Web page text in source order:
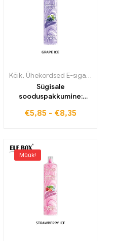
Ühekordsed e-sigaretid Eestis
Kõik, Ühekordsed E-sigaretid
Sügisale
sooduspakkumine:
Ice ELF BOX LS15000
€5,85 - €8,35
Müük!